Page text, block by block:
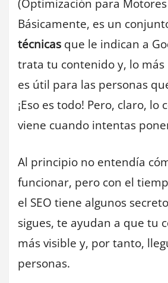
(Optimización para
Básicamente, es un
técnicas que le indican a
trata tu contenido y, lo
es útil para las personas
¡Eso es todo! Pero, claro, lo
viene cuando intentas
Al principio no entendía
funcionar, pero con el
el SEO tiene algunos
sigues, te ayudan a que tu
más visible y, por tanto,
personas.